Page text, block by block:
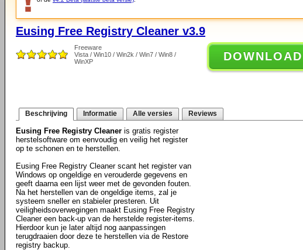
Eusing Free Registry Cleaner v3.9
Freeware
Vista / Win10 / Win2k / Win7 / Win8 /
WinXP
DOWNLOAD
Beschrijving Informatie Alle versies Reviews
Eusing Free Registry Cleaner is gratis register
herstelsoftware om eenvoudig en veilig het register
op te schonen en te herstellen.
Eusing Free Registry Cleaner scant het register van
Windows op ongeldige en verouderde gegevens en
geeft daarna een lijst weer met de gevonden fouten.
Na het herstellen van de ongeldige items, zal je
systeem sneller en stabieler presteren. Uit
veiligheidsoverwegingen maakt Eusing Free Registry
Cleaner een back-up van de herstelde register-items.
Hierdoor kun je later altijd nog aanpassingen
terugdraaien door deze te herstellen via de Restore
registry backup.